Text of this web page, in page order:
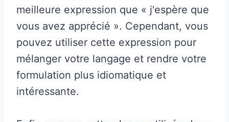
meilleure expression que « j'espère que
vous avez apprécié ». Cependant, vous
pouvez utiliser cette expression pour
mélanger votre langage et rendre votre
formulation plus idiomatique et
intéressante.